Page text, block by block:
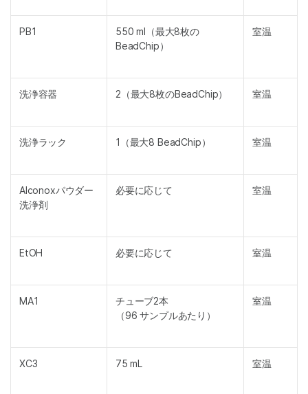
PB1
550 ml（最大8枚の
BeadChip）
室温
洗浄容器 2（最大8枚のBeadChip） 室温
洗浄ラック 1（最大8 BeadChip） 室温
Alconoxパウダー
洗浄剤
必要に応じて 室温
EtOH 必要に応じて 室温
MA1
チューブ2本
（96 サンプルあたり）
室温
XC3 75 mL 室温